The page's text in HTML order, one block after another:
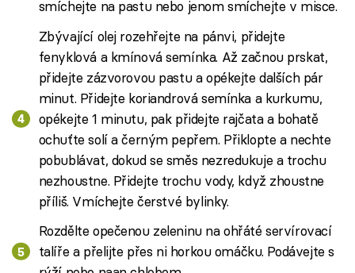
smíchejte na pastu nebo jenom smíchejte v misce.
Zbývající olej rozehřejte na pánvi, přidejte
fenyklová a kmínová semínka. Až začnou prskat,
přidejte zázvorovou pastu a opékejte dalších pár
minut. Přidejte koriandrová semínka a kurkumu,
opékejte 1 minutu, pak přidejte rajčata a bohatě
ochuťte solí a černým pepřem. Přiklopte a nechte
pobublávat, dokud se směs nezredukuje a trochu
nezhoustne. Přidejte trochu vody, když zhoustne
příliš. Vmíchejte čerstvé bylinky.
Rozdělte opečenou zeleninu na ohřáté servírovací
talíře a přelijte přes ni horkou omáčku. Podávejte s